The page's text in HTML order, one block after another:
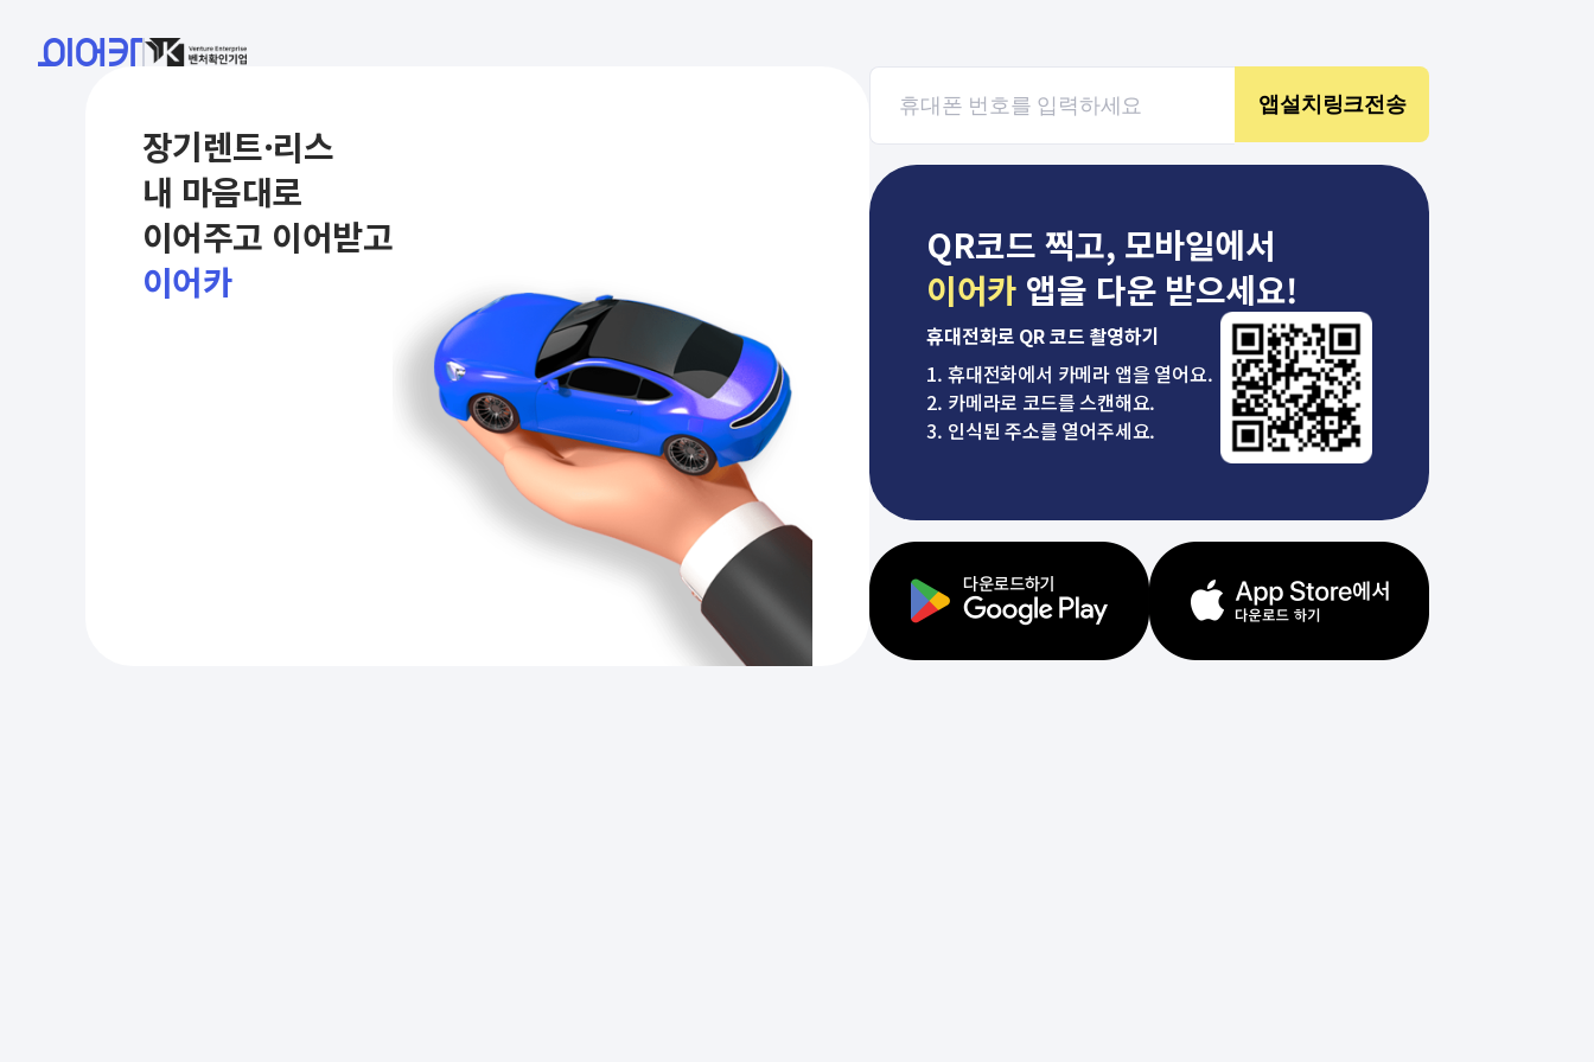
장기렌트·리스
내 마음대로
이어주고 이어받고
이어카
QR코드 찍고, 모바일에서
이어카 앱을 다운 받으세요!
휴대전화로 QR 코드 촬영하기
1. 휴대전화에서 카메라 앱을 열어요.
2. 카메라로 코드를 스캔해요.
3. 인식된 주소를 열어주세요.